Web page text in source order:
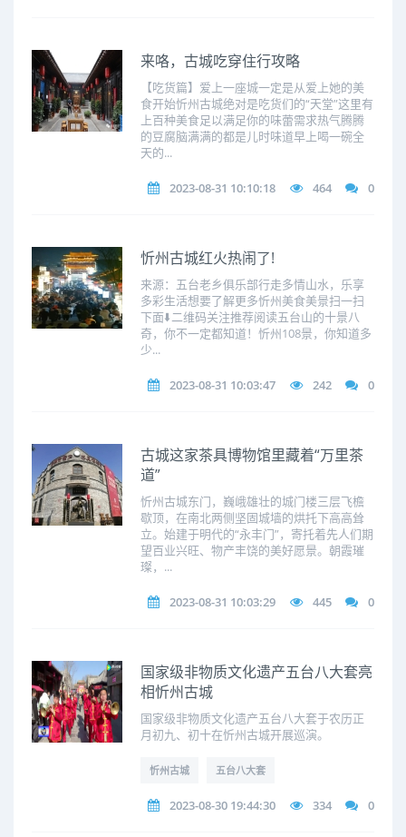
来咯，古城吃穿住行攻略
【吃货篇】爱上一座城一定是从爱上她的美
食开始忻州古城绝对是吃货们的“天堂”这里有
上百种美食足以满足你的味蕾需求热气腾腾
的豆腐脑满满的都是儿时味道早上喝一碗全
天的...
2023-08-31 10:10:18 464 0
忻州古城红火热闹了!
来源：五台老乡俱乐部行走多情山水，乐享
多彩生活想要了解更多忻州美食美景扫一扫
下面⬇️二维码关注推荐阅读五台山的十景八
奇，你不一定都知道！忻州108景，你知道多
少...
2023-08-31 10:03:47 242 0
古城这家茶具博物馆里藏着“万里茶
道”
忻州古城东门，巍峨雄壮的城门楼三层飞檐
歇顶，在南北两侧坚固城墙的烘托下高高耸
立。始建于明代的“永丰门”，寄托着先人们期
望百业兴旺、物产丰饶的美好愿景。朝霞璀
璨，...
2023-08-31 10:03:29 445 0
国家级非物质文化遗产五台八大套亮
相忻州古城
国家级非物质文化遗产五台八大套于农历正
月初九、初十在忻州古城开展巡演。
忻州古城 五台八大套
2023-08-30 19:44:30 334 0